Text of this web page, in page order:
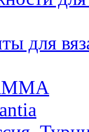
для